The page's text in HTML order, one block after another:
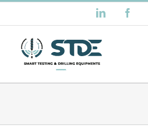
au
contenu
LinkedIn